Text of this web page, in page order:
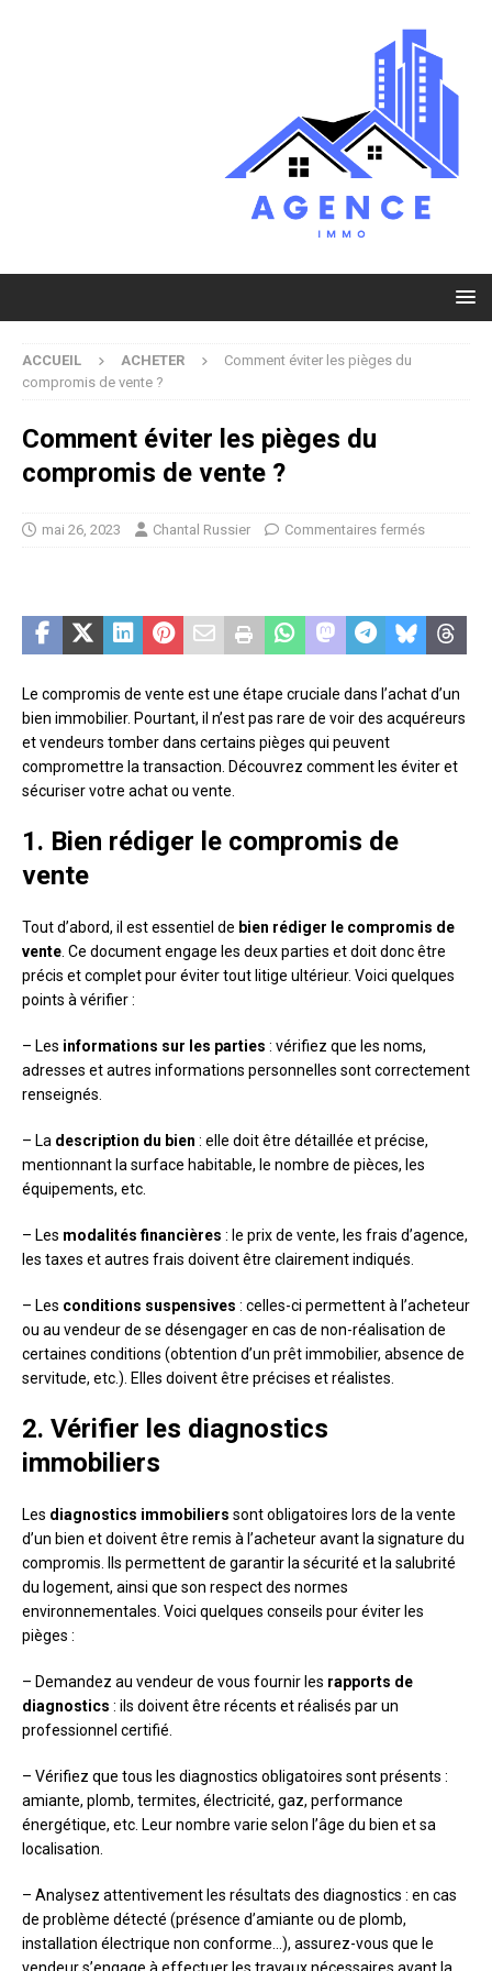
ACCUEIL ACHETER
Comment éviter les pièges du
compromis de vente ?
Comment éviter les pièges du
compromis de vente ?
mai 26, 2023 Chantal Russier Commentaires fermés
Le compromis de vente est une étape cruciale dans l’achat d’un
bien immobilier. Pourtant, il n’est pas rare de voir des acquéreurs
et vendeurs tomber dans certains pièges qui peuvent
compromettre la transaction. Découvrez comment les éviter et
sécuriser votre achat ou vente.
1. Bien rédiger le compromis de
vente
Tout d’abord, il est essentiel de bien rédiger le compromis de
vente . Ce document engage les deux parties et doit donc être
précis et complet pour éviter tout litige ultérieur. Voici quelques
points à vérifier :
– Les informations sur les parties : vérifiez que les noms,
adresses et autres informations personnelles sont correctement
renseignés.
– La description du bien : elle doit être détaillée et précise,
mentionnant la surface habitable, le nombre de pièces, les
équipements, etc.
– Les modalités financières : le prix de vente, les frais d’agence,
les taxes et autres frais doivent être clairement indiqués.
– Les conditions suspensives : celles-ci permettent à l’acheteur
ou au vendeur de se désengager en cas de non-réalisation de
certaines conditions (obtention d’un prêt immobilier, absence de
servitude, etc.). Elles doivent être précises et réalistes.
2. Vérifier les diagnostics
immobiliers
Les diagnostics immobiliers sont obligatoires lors de la vente
d’un bien et doivent être remis à l’acheteur avant la signature du
compromis. Ils permettent de garantir la sécurité et la salubrité
du logement, ainsi que son respect des normes
environnementales. Voici quelques conseils pour éviter les
pièges :
– Demandez au vendeur de vous fournir les rapports de
diagnostics : ils doivent être récents et réalisés par un
professionnel certifié.
– Vérifiez que tous les diagnostics obligatoires sont présents :
amiante, plomb, termites, électricité, gaz, performance
énergétique, etc. Leur nombre varie selon l’âge du bien et sa
localisation.
– Analysez attentivement les résultats des diagnostics : en cas
de problème détecté (présence d’amiante ou de plomb,
installation électrique non conforme…), assurez-vous que le
vendeur s’engage à effectuer les travaux nécessaires avant la